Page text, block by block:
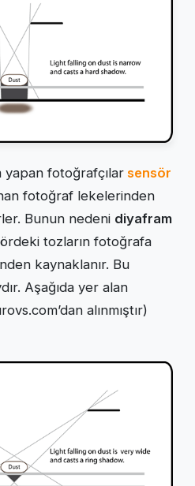
yapan fotoğrafçılar sensör
fotoğraf lekelerinden
Bunun nedeni diyafram
tozların fotoğrafa
kaynaklanır. Bu
Aşağıda yer alan
alınmıştır)